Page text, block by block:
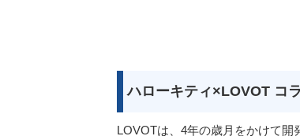
ハローキティ×LOVOT コ
LOVOTは、4年の歳月をかけて開